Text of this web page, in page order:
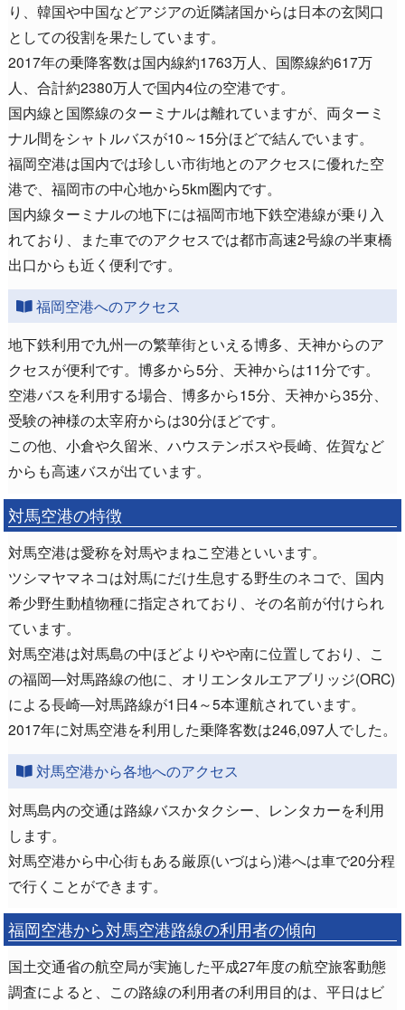
り、韓国や中国などアジアの近隣諸国からは日本の玄関口
としての役割を果たしています。
2017年の乗降客数は国内線約1763万人、国際線約617万
人、合計約2380万人で国内4位の空港です。
国内線と国際線のターミナルは離れていますが、両ターミ
ナル間をシャトルバスが10～15分ほどで結んでいます。
福岡空港は国内では珍しい市街地とのアクセスに優れた空
港で、福岡市の中心地から5km圏内です。
国内線ターミナルの地下には福岡市地下鉄空港線が乗り入
れており、また車でのアクセスでは都市高速2号線の半東橋
出口からも近く便利です。
福岡空港へのアクセス
地下鉄利用で九州一の繁華街といえる博多、天神からのア
クセスが便利です。博多から5分、天神からは11分です。
空港バスを利用する場合、博多から15分、天神から35分、
受験の神様の太宰府からは30分ほどです。
この他、小倉や久留米、ハウステンボスや長崎、佐賀など
からも高速バスが出ています。
対馬空港の特徴
対馬空港は愛称を対馬やまねこ空港といいます。
ツシマヤマネコは対馬にだけ生息する野生のネコで、国内
希少野生動植物種に指定されており、その名前が付けられ
ています。
対馬空港は対馬島の中ほどよりやや南に位置しており、こ
の福岡―対馬路線の他に、オリエンタルエアブリッジ(ORC)
による長崎―対馬路線が1日4～5本運航されています。
2017年に対馬空港を利用した乗降客数は246,097人でした。
対馬空港から各地へのアクセス
対馬島内の交通は路線バスかタクシー、レンタカーを利用
します。
対馬空港から中心街もある厳原(いづはら)港へは車で20分程
で行くことができます。
福岡空港から対馬空港路線の利用者の傾向
国土交通省の航空局が実施した平成27年度の航空旅客動態
調査によると、この路線の利用者の利用目的は、平日はビ